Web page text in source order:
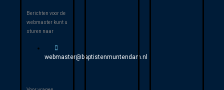
Berichten voor de
webmaster kunt u
sturen naar
webmaster@baptistenmuntendam.nl